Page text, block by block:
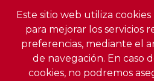
Este sitio web utiliza
para mejorar los servicios
preferencias, mediante el
de navegación. En caso
cookies, no podremos